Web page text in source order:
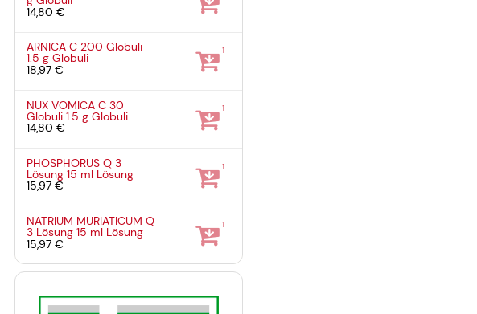
14,80 €
ARNICA C 200 Globuli
1.5 gGlobuli
18,97 €
1
NUX VOMICA C 30
Globuli1.5 gGlobuli
14,80 €
1
PHOSPHORUS Q 3
Lösung15 ml Lösung
15,97 €
1
NATRIUM MURIATICUM Q
3 Lösung15 ml Lösung
15,97 €
1